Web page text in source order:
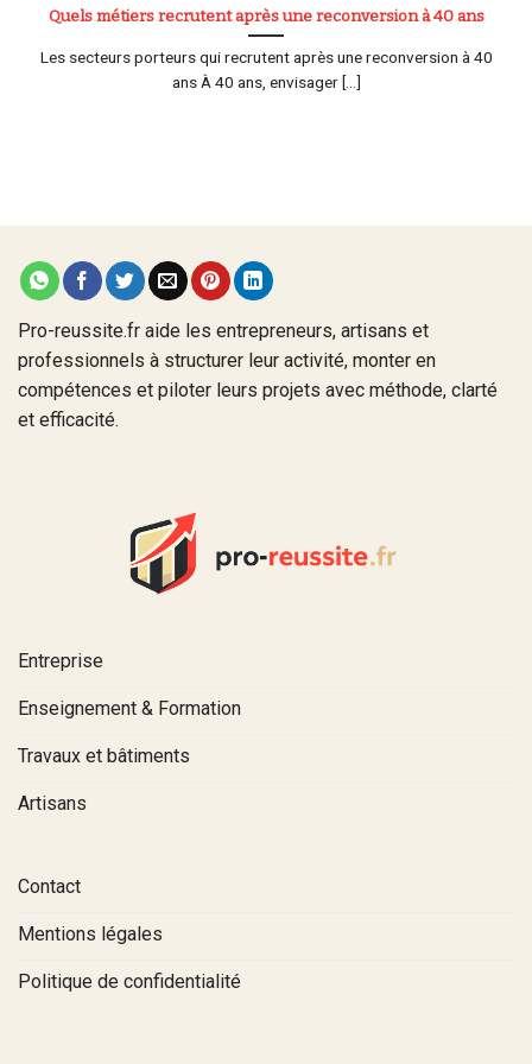
Quels métiers recrutent après une reconversion à 40 ans
Les secteurs porteurs qui recrutent après une reconversion à 40
ans À 40 ans, envisager [...]
Pro-reussite.fr aide les entrepreneurs, artisans et
professionnels à structurer leur activité, monter en
compétences et piloter leurs projets avec méthode, clarté
et efficacité.
Entreprise
Enseignement & Formation
Travaux et bâtiments
Artisans
Contact
Mentions légales
Politique de confidentialité